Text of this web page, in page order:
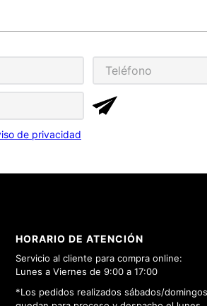
de privacidad
HORARIO DE ATENCIÓN
Servicio al cliente para compra online:
Lunes a Viernes de 9:00 a 17:00
*Los pedidos realizados sábados/domingos